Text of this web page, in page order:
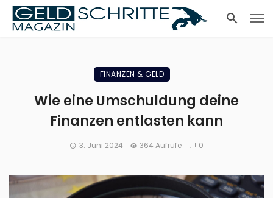
FINANZEN & GELD
Wie eine Umschuldung deine
Finanzen entlasten kann
3. Juni 2024 364 Aufrufe 0